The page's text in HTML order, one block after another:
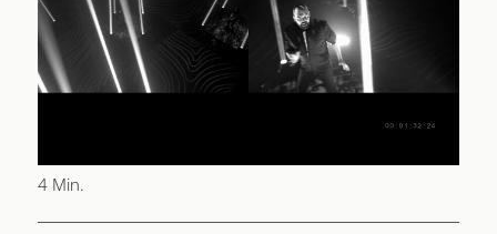
ERSTAUSSTRAHLUNG
2017
4 Min.